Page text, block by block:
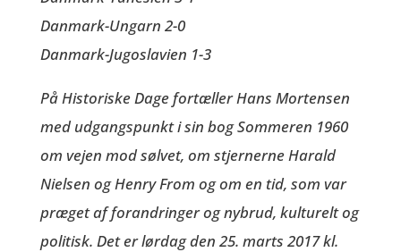
Danmark-Ungarn 2-0
Danmark-Jugoslavien 1-3
På Historiske Dage fortæller Hans Mortensen
med udgangspunkt i sin bog Sommeren 1960
om vejen mod sølvet, om stjernerne Harald
Nielsen og Henry From og om en tid, som var
præget af forandringer og nybrud, kulturelt og
politisk. Det er lørdag den 25. marts 2017 kl.